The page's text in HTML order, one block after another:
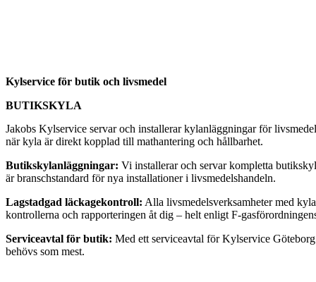
Kylservice för butik och livsmedel
BUTIKSKYLA
Jakobs Kylservice servar och installerar kylanläggningar för
när kyla är direkt kopplad till mathantering och hållbarhet.
Butikskylanläggningar: Vi installerar och servar kompletta
är branschstandard för nya installationer i livsmedelshandeln.
Lagstadgad läckagekontroll: Alla livsmedelsverksamheter med
kontrollerna och rapporteringen åt dig – helt enligt F-
Serviceavtal för butik: Med ett serviceavtal för Kylservice
behövs som mest.